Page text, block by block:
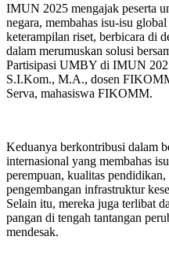
IMUN 2025 mengajak peserta
negara, membahas isu-isu
keterampilan riset, berbicara di
dalam merumuskan solusi
Partisipasi UMBY di IMUN
S.I.Kom., M.A., dosen
Serva, mahasiswa FIKOMM.
Keduanya berkontribusi dalam
internasional yang membahas
perempuan, kualitas pendidikan,
pengembangan infrastruktur
Selain itu, mereka juga terlibat
pangan di tengah tantangan
mendesak.